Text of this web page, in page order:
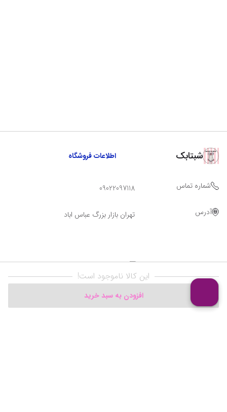
این کالا ناموجود است!
افزودن به سبد خرید
شبتابک اطلاعات فروشگاه
شماره تماس 09022097118
آدرس تهران بازار بزرگ عباس اباد